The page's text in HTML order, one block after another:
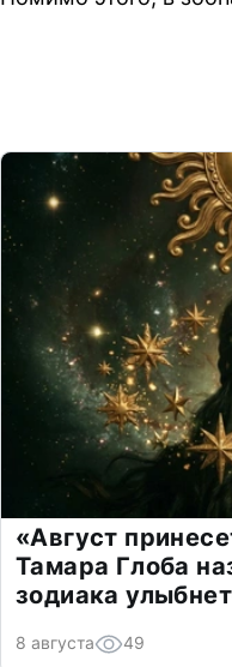
«Август
Тамара Глоба
зодиака
8 августа 49